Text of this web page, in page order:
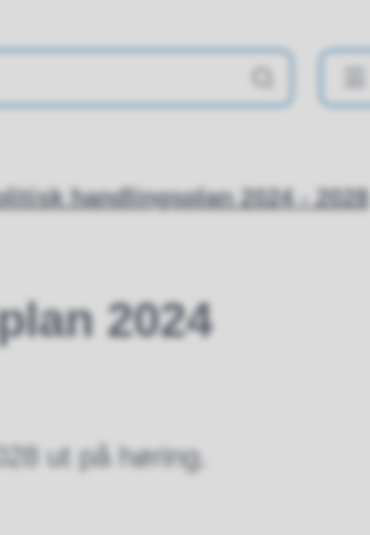
handlingsplan 2024 - 2028
2024
ut på høring.